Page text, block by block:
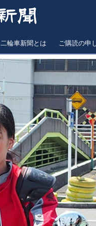
二輪車新聞とは ご購読の申